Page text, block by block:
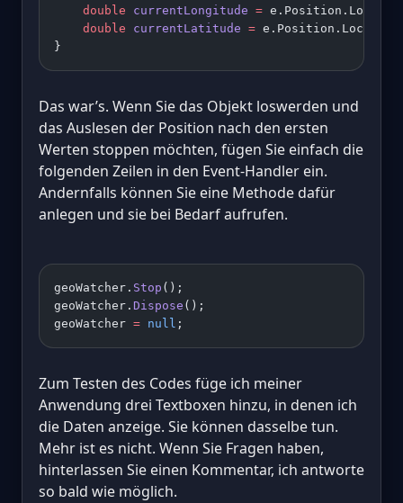
    double
currentLongitude =
    double
currentLatitude =
}
Das war’s. Wenn Sie das Objekt loswerden und
das Auslesen der Position nach den ersten
Werten stoppen möchten, fügen Sie einfach die
folgenden Zeilen in den Event-Handler ein.
Andernfalls können Sie eine Methode dafür
anlegen und sie bei Bedarf aufrufen.
geoWatcher. Stop ();
geoWatcher. Dispose ();
geoWatcher = null ;
Zum Testen des Codes füge ich meiner
Anwendung drei Textboxen hinzu, in denen ich
die Daten anzeige. Sie können dasselbe tun.
Mehr ist es nicht. Wenn Sie Fragen haben,
hinterlassen Sie einen Kommentar, ich antworte
so bald wie möglich.